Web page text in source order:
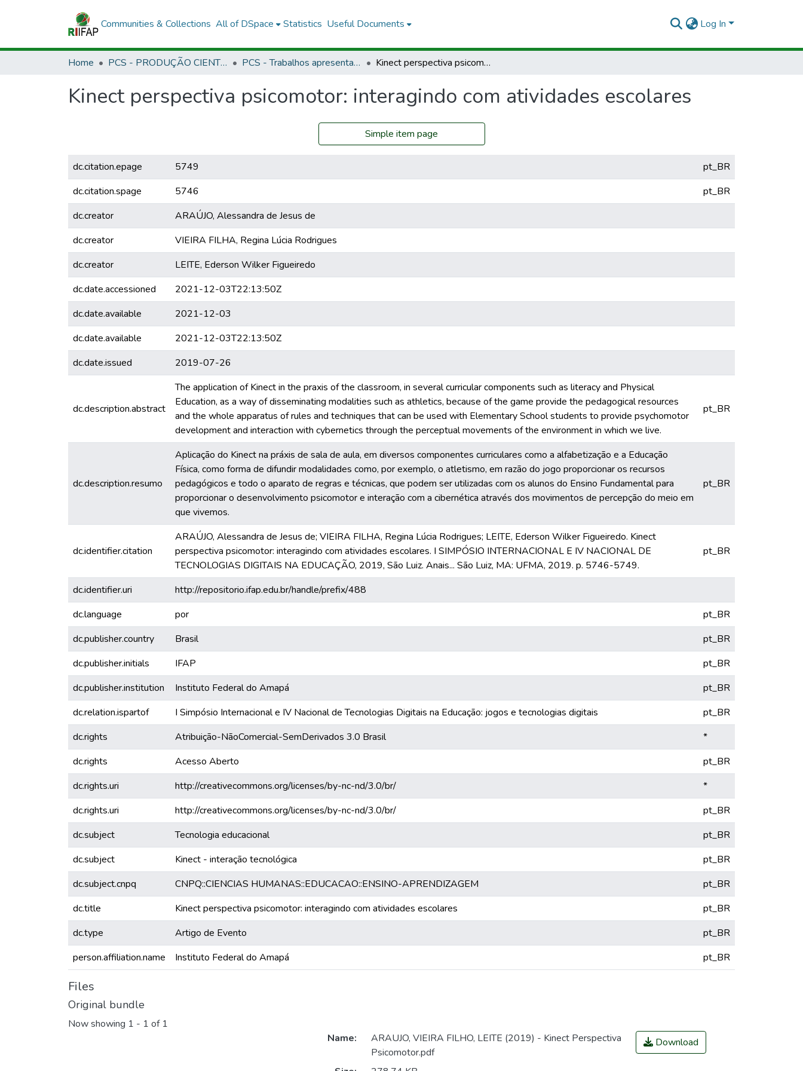
Communities & Collections All of DSpace Statistics Useful Documents Log In
Home PCS - PRODUÇÃO CIENTÍFICA DOS SERVIDORES PCS - Trabalhos apresentados em eventos Kinect perspectiva psicomotor: interagindo com atividades escolares
Kinect perspectiva psicomotor: interagindo com atividades escolares
Simple item page
dc.citation.epage 5749
pt_BR
dc.citation.spage
5746
pt_BR
dc.creator
ARAÚJO, Alessandra de Jesus de
dc.creator
VIEIRA FILHA, Regina Lúcia Rodrigues
dc.creator
LEITE, Ederson Wilker Figueiredo
dc.date.accessioned
2021-12-03T22:13:50Z
dc.date.available
2021-12-03
dc.date.available
2021-12-03T22:13:50Z
dc.date.issued
2019-07-26
dc.description.abstract
The application of Kinect in the praxis of the classroom, in several curricular components such as literacy and Physical
Education, as a way of disseminating modalities such as athletics, because of the game provide the pedagogical resources
and the whole apparatus of rules and techniques that can be used with Elementary School students to provide psychomotor
development and interaction with cybernetics through the perceptual movements of the environment in which we live.
pt_BR
dc.description.resumo
Aplicação do Kinect na práxis de sala de aula, em diversos componentes curriculares como a alfabetização e a Educação
Física, como forma de difundir modalidades como, por exemplo, o atletismo, em razão do jogo proporcionar os recursos
pedagógicos e todo o aparato de regras e técnicas, que podem ser utilizadas com os alunos do Ensino Fundamental para
proporcionar o desenvolvimento psicomotor e interação com a cibernética através dos movimentos de percepção do meio em
que vivemos.
pt_BR
dc.identifier.citation
ARAÚJO, Alessandra de Jesus de; VIEIRA FILHA, Regina Lúcia Rodrigues; LEITE, Ederson Wilker Figueiredo. Kinect
perspectiva psicomotor: interagindo com atividades escolares. I SIMPÓSIO INTERNACIONAL E IV NACIONAL DE
TECNOLOGIAS DIGITAIS NA EDUCAÇÃO, 2019, São Luiz. Anais... São Luiz, MA: UFMA, 2019. p. 5746-5749.
pt_BR
dc.identifier.uri
http://repositorio.ifap.edu.br/handle/prefix/488
dc.language
por
pt_BR
dc.publisher.country
Brasil
pt_BR
dc.publisher.initials
IFAP
pt_BR
dc.publisher.institution
Instituto Federal do Amapá
pt_BR
dc.relation.ispartof
I Simpósio Internacional e IV Nacional de Tecnologias Digitais na Educação: jogos e tecnologias digitais
pt_BR
dc.rights
Atribuição-NãoComercial-SemDerivados 3.0 Brasil
*
dc.rights
Acesso Aberto
pt_BR
dc.rights.uri
http://creativecommons.org/licenses/by-nc-nd/3.0/br/
*
dc.rights.uri
http://creativecommons.org/licenses/by-nc-nd/3.0/br/
pt_BR
dc.subject
Tecnologia educacional
pt_BR
dc.subject
Kinect - interação tecnológica
pt_BR
dc.subject.cnpq
CNPQ::CIENCIAS HUMANAS::EDUCACAO::ENSINO-APRENDIZAGEM
pt_BR
dc.title
Kinect perspectiva psicomotor: interagindo com atividades escolares
pt_BR
dc.type
Artigo de Evento
pt_BR
person.affiliation.name
Instituto Federal do Amapá pt_BR
Files
Original bundle
Now showing 1 - 1 of 1
Name:
ARAUJO, VIEIRA FILHO, LEITE (2019) - Kinect Perspectiva
Psicomotor.pdf
Download